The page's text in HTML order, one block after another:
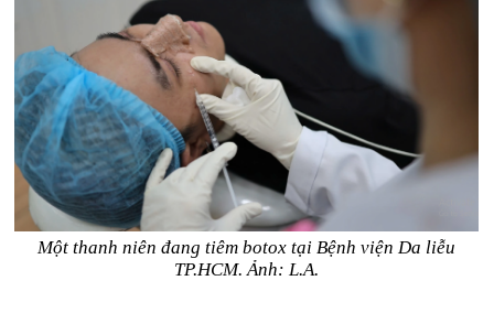
Một thanh niên đang tiêm botox tại Bệnh viện Da liễu
TP.HCM. Ảnh: L.A.